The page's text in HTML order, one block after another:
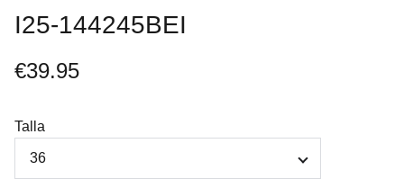
I25-144245BEI
€39.95
Talla